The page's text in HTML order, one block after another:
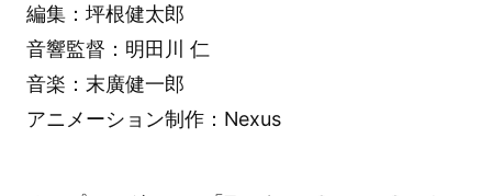
編集：坪根健太郎
音響監督：明田川 仁
音楽：末廣健一郎
アニメーション制作：Nexus